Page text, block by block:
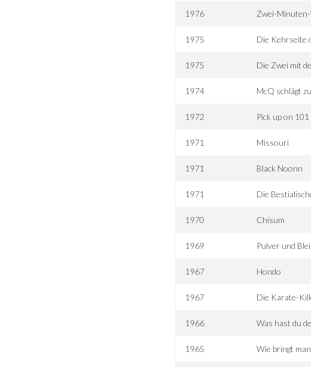
1976 Zwei-
1975 Die Kehrseite
1975 Die Zwei mit
1974 McQ schlägt zu
1972 Pick up on 101
1971 Missouri
1971 Black Noonn
1971 Die
1970 Chisum
1969 Pulver und Blei
1967 Hondo
1967 Die Karate-
1966 Was hast du
1965 Wie bringt